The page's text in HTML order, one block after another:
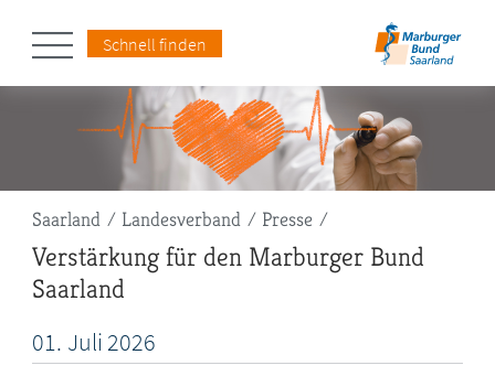
Schnell finden
Pfadnavigation
Saarland Landesverband Presse
Verstärkung für den Marburger Bund
Saarland
01. Juli2026